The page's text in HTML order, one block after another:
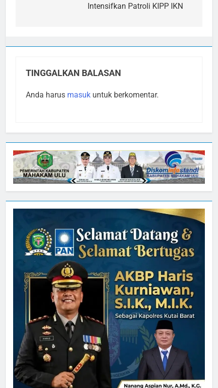
Intensifkan Patroli KIPP IKN
TINGGALKAN BALASAN
Anda harus masuk untuk berkomentar.